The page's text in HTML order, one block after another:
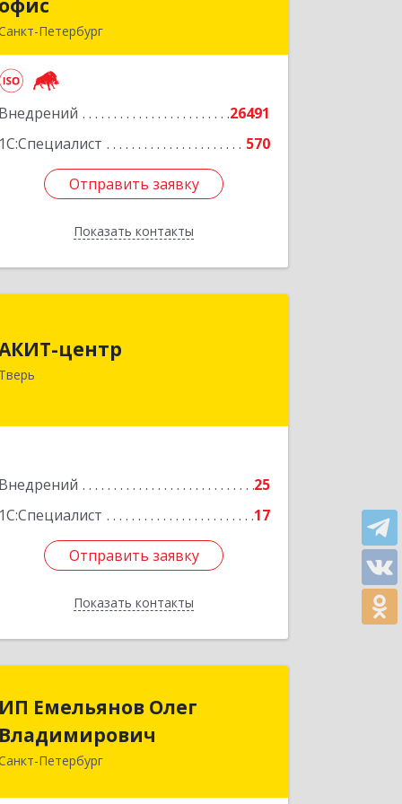
офис
Петербург
Внедрений
26491
1С:Специалист
570
Отправить заявку
Показать контакты
Подробнее
Отправить заявку
Назад
центр
Тверь
Внедрений
25
1С:Специалист
17
Отправить заявку
Показать контакты
170100, Тверская обл, Тверь г,
Новоторжская ул, дом № 18, корпус 1,
Отправить заявку
Назад
ИП Емельянов Олег
Владимирович
Петербург
Владимирович
197372, Санкт-Петербург г,